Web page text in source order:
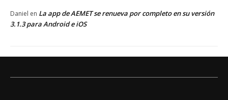
Daniel en La app de AEMET se renueva por completo en su versión
3.1.3 para Android e iOS